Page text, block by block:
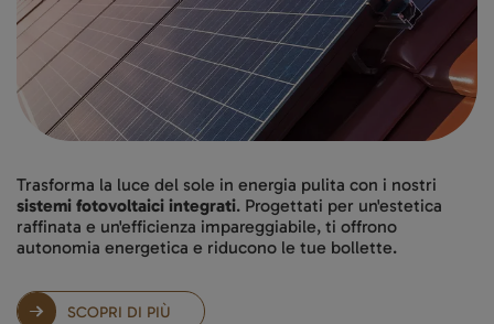
Trasforma la luce del sole in energia pulita con i nostri
sistemi fotovoltaici integrati. Progettati per un'estetica
raffinata e un'efficienza impareggiabile, ti offrono
autonomia energetica e riducono le tue bollette.
SCOPRI DI PIÙ